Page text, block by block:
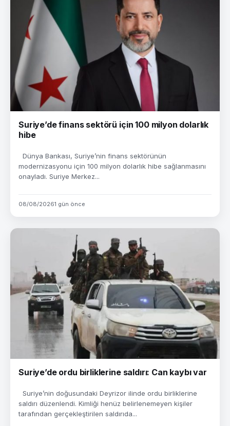
Suriye’de finans sektörü için 100 milyon dolarlık
hibe
Dünya Bankası, Suriye’nin finans sektörünün
modernizasyonu için 100 milyon dolarlık hibe sağlanmasını
onayladı. Suriye Merkez...
08/08/20261 gün önce
Suriye’de ordu birliklerine saldırı: Can kaybı var
Suriye’nin doğusundaki Deyrizor ilinde ordu birliklerine
saldırı düzenlendi. Kimliği henüz belirlenemeyen kişiler
tarafından gerçekleştirilen saldırıda...